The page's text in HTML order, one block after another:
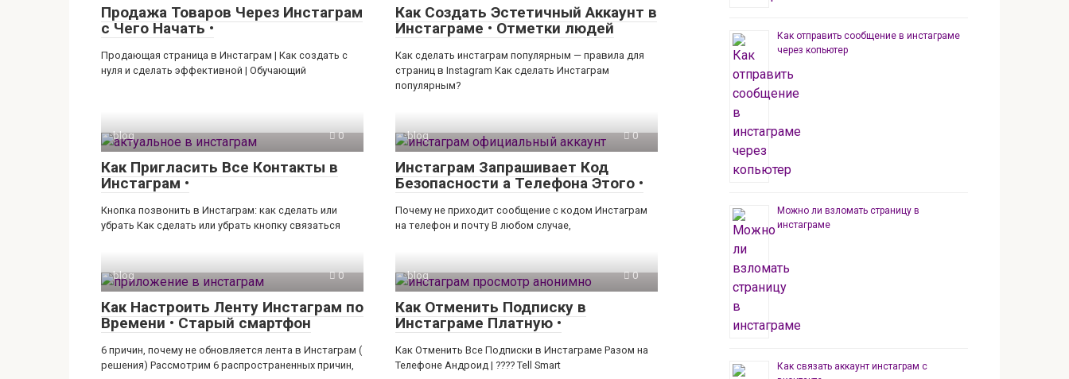
Продажа Товаров Через Инстаграм
с Чего Начать •
Продающая страница в Инстаграм | Как создать с
нуля и сделать эффективной | Обучающий
Как Создать Эстетичный Аккаунт в
Инстаграме • Отметки людей
Как сделать инстаграм популярным — правила для
страниц в Instagram Как сделать Инстаграм
популярным?
blog 0
Как Пригласить Все Контакты в
Инстаграм •
Кнопка позвонить в Инстаграм: как сделать или
убрать Как сделать или убрать кнопку связаться
blog 0
Инстаграм Запрашивает Код
Безопасности а Телефона Этого •
Почему не приходит сообщение с кодом Инстаграм
на телефон и почту В любом случае,
blog 0
Как Настроить Ленту Инстаграм по
Времени • Старый смартфон
6 причин, почему не обновляется лента в Инстаграм (
решения) Рассмотрим 6 распространенных причин,
blog 0
Как Отменить Подписку в
Инстаграме Платную •
Как Отменить Все Подписки в Инстаграме Разом на
Телефоне Андроид | ???? Tell Smart
Как отправить сообщение в инстаграме
через копьютер
Можно ли взломать страницу в
инстаграме
Как связать аккаунт инстаграм с